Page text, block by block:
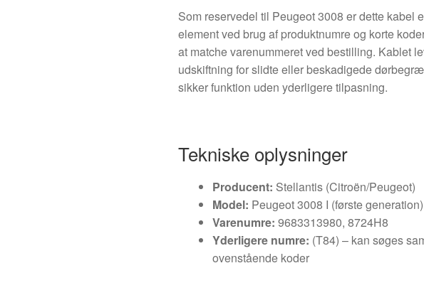
Som reservedel til Peugeot 3008 er dette kabel
element ved brug af produktnumre og korte
at matche varenummeret ved bestilling. Kablet
udskiftning for slidte eller beskadigede
sikker funktion uden yderligere tilpasning.
Tekniske oplysninger
Producent: Stellantis (Citroën/Peugeot)
Model: Peugeot 3008 I (første generation)
Varenumre: 9683313980, 8724H8
Yderligere numre: (T84) – kan søges
ovenstående koder